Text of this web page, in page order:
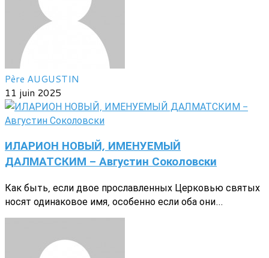
Père AUGUSTIN
11 juin 2025
ИЛАРИОН НОВЫЙ, ИМЕНУЕМЫЙ
ДАЛМАТСКИМ - Августин Соколовски
Как быть, если двое прославленных Церковью святых
носят одинаковое имя, особенно если оба они...